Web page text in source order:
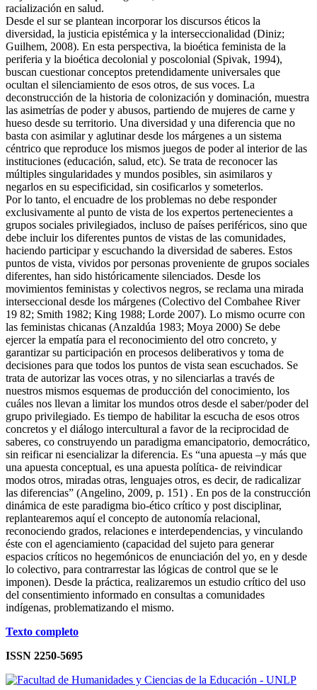
racialización en salud.
Desde el sur se plantean incorporar los discursos éticos la
diversidad, la justicia epistémica y la interseccionalidad (Diniz;
Guilhem, 2008). En esta perspectiva, la bioética feminista de la
periferia y la bioética decolonial y poscolonial (Spivak, 1994),
buscan cuestionar conceptos pretendidamente universales que
ocultan el silenciamiento de esos otros, de sus voces. La
deconstrucción de la historia de colonización y dominación, muestra
las asimetrías de poder y abusos, partiendo de mujeres de carne y
hueso desde su territorio. Una diversidad y una diferencia que no
basta con asimilar y aglutinar desde los márgenes a un sistema
céntrico que reproduce los mismos juegos de poder al interior de las
instituciones (educación, salud, etc). Se trata de reconocer las
múltiples singularidades y mundos posibles, sin asimilaros y
negarlos en su especificidad, sin cosificarlos y someterlos.
Por lo tanto, el encuadre de los problemas no debe responder
exclusivamente al punto de vista de los expertos pertenecientes a
grupos sociales privilegiados, incluso de países periféricos, sino que
debe incluir los diferentes puntos de vistas de las comunidades,
haciendo participar y escuchando la diversidad de saberes. Estos
puntos de vista, vividos por personas proveniente de grupos sociales
diferentes, han sido históricamente silenciados. Desde los
movimientos feministas y colectivos negros, se reclama una mirada
interseccional desde los márgenes (Colectivo del Combahee River
19 82; Smith 1982; King 1988; Lorde 2007). Lo mismo ocurre con
las feministas chicanas (Anzaldúa 1983; Moya 2000) Se debe
ejercer la empatía para el reconocimiento del otro concreto, y
garantizar su participación en procesos deliberativos y toma de
decisiones para que todos los puntos de vista sean escuchados. Se
trata de autorizar las voces otras, y no silenciarlas a través de
nuestros mismos esquemas de producción del conocimiento, los
cuáles nos llevan a limitar los mundos otros desde el saber/poder del
grupo privilegiado. Es tiempo de habilitar la escucha de esos otros
concretos y el diálogo intercultural a favor de la reciprocidad de
saberes, co construyendo un paradigma emancipatorio, democrático,
sin reificar ni esencializar la diferencia. Es “una apuesta –y más que
una apuesta conceptual, es una apuesta política- de reivindicar
modos otros, miradas otras, lenguajes otros, es decir, de radicalizar
las diferencias” (Angelino, 2009, p. 151) . En pos de la construcción
dinámica de este paradigma bio-ético crítico y post disciplinar,
replantearemos aquí el concepto de autonomía relacional,
reconociendo grados, relaciones e interdependencias, y vinculando
éste con el agenciamiento (capacidad del sujeto para generar
espacios críticos no hegemónicos de enunciación del yo, en y desde
lo colectivo, para contrarrestar las lógicas de control que se le
imponen). Desde la práctica, realizaremos un estudio crítico del uso
del consentimiento informado en consultas a comunidades
indígenas, problematizando el mismo.
Texto completo
ISSN 2250-5695